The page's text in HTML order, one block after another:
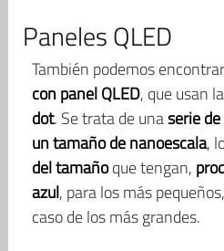
Paneles QLED
También podemos encontrar
con panel QLED, que usan la
dot. Se trata de unaserie
un tamaño de nanoescala,
del tamañoque tengan,
azul, para los más pequeños,
caso de los más grandes.